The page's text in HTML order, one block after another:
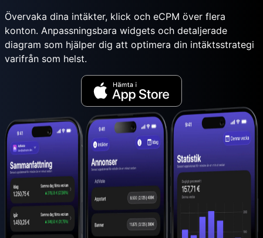
Övervaka dina intäkter, klick och eCPM över flera
konton. Anpassningsbara widgets och detaljerade
diagram som hjälper dig att optimera din intäktsstrategi
varifrån som helst.